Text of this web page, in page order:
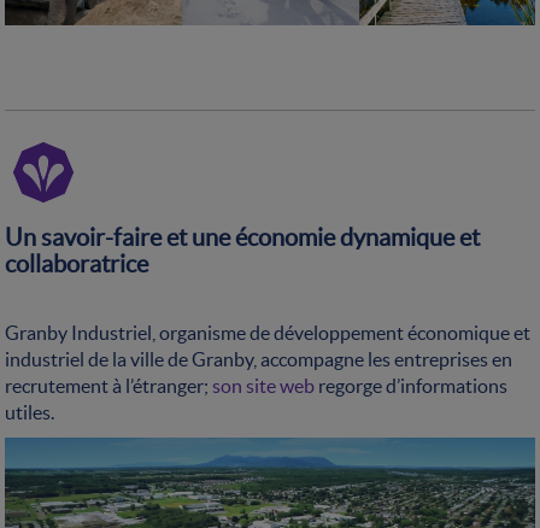
Un savoir-faire et une économie dynamique et
collaboratrice
Granby Industriel, organisme de développement économique et
industriel de la ville de Granby, accompagne les entreprises en
recrutement à l’étranger; son site web regorge d’informations
utiles.